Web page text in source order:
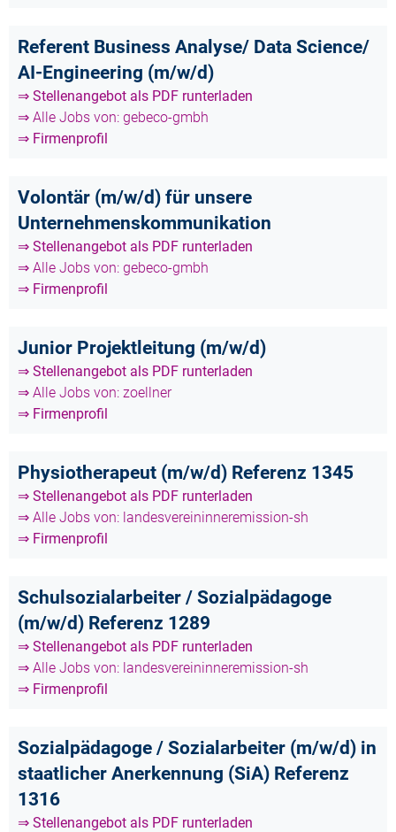
Referent Business Analyse/ Data Science/
AI-Engineering (m/w/d)
⇒ Stellenangebot als PDF runterladen
⇒ Alle Jobs von: gebeco-gmbh
⇒ Firmenprofil
Volontär (m/w/d) für unsere
Unternehmenskommunikation
⇒ Stellenangebot als PDF runterladen
⇒ Alle Jobs von: gebeco-gmbh
⇒ Firmenprofil
Junior Projektleitung (m/w/d)
⇒ Stellenangebot als PDF runterladen
⇒ Alle Jobs von: zoellner
⇒ Firmenprofil
Physiotherapeut (m/w/d) Referenz 1345
⇒ Stellenangebot als PDF runterladen
⇒ Alle Jobs von: landesvereininneremission-sh
⇒ Firmenprofil
Schulsozialarbeiter / Sozialpädagoge
(m/w/d) Referenz 1289
⇒ Stellenangebot als PDF runterladen
⇒ Alle Jobs von: landesvereininneremission-sh
⇒ Firmenprofil
Sozialpädagoge / Sozialarbeiter (m/w/d) in
staatlicher Anerkennung (SiA) Referenz
1316
⇒ Stellenangebot als PDF runterladen